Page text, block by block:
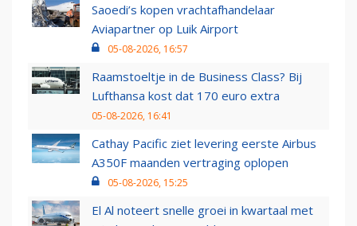
Saoedi’s kopen vrachtafhandelaar
Aviapartner op Luik Airport
05-08-2026, 16:57
Raamstoeltje in de Business Class? Bij
Lufthansa kost dat 170 euro extra
05-08-2026, 16:41
Cathay Pacific ziet levering eerste Airbus
A350F maanden vertraging oplopen
05-08-2026, 15:25
El Al noteert snelle groei in kwartaal met